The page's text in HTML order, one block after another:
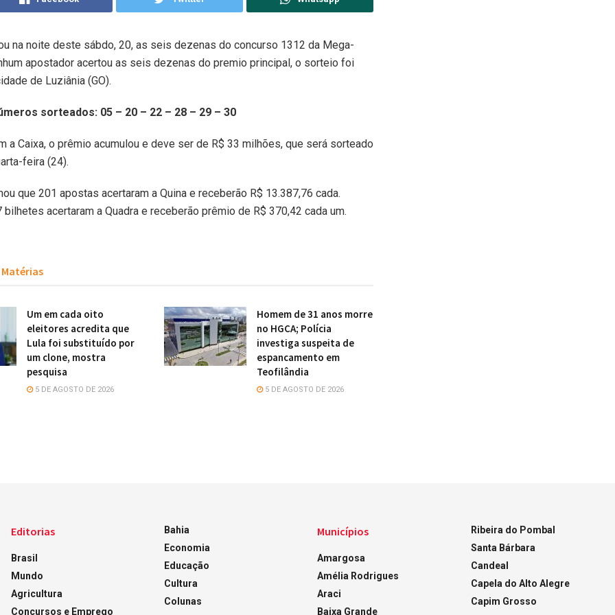
na noite deste sábdo, 20, as seis dezenas do concurso 1312 da Mega-
apostador acertou as seis dezenas do premio principal, o sorteio foi
de Luziânia (GO).
sorteados: 05 – 20 – 22 – 28 – 29 – 30
a Caixa, o prêmio acumulou e deve ser de R$ 33 milhões, que será sorteado
feira (24).
que 201 apostas acertaram a Quina e receberão R$ 13.387,76 cada.
bilhetes acertaram a Quadra e receberão prêmio de R$ 370,42 cada um.
Matérias
Um em cada oito
eleitores acredita que
Lula foi substituído por
um clone, mostra
pesquisa
5 DE AGOSTO DE 2026
Homem de 31 anos morre
no HGCA; Polícia
investiga suspeita de
espancamento em
Teofilândia
5 DE AGOSTO DE 2026
Editorias
Brasil
Mundo
Agricultura
Concursos e Emprego
Bahia
Economia
Educação
Cultura
Colunas
Municípios
Amargosa
Amélia Rodrigues
Araci
Baixa Grande
Ribeira do Pombal
Santa Bárbara
Candeal
Capela do Alto Alegre
Capim Grosso